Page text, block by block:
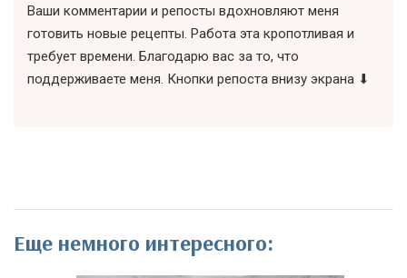
Ваши комментарии и репосты вдохновляют меня
готовить новые рецепты. Работа эта кропотливая и
требует времени. Благодарю вас за то, что
поддерживаете меня. Кнопки репоста внизу экрана ⬇
Еще немного интересного: